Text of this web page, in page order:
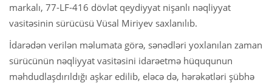
markalı, 77-LF-416 dövlət qeydiyyat nişanlı nəqliyyat
vasitəsinin sürücüsü Vüsal Miriyev saxlanılıb.
İdarədən verilən məlumata görə, sənədləri yoxlanılan zaman
sürücünün nəqliyyat vasitəsini idarəetmə hüququnun
məhdudlaşdırıldığı aşkar edilib, eləcə də, hərəkətləri şübhə